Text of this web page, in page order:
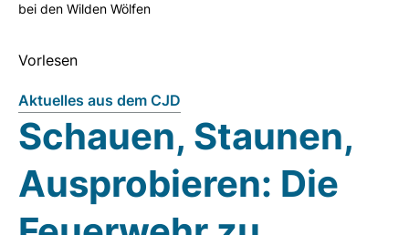
bei den Wilden Wölfen
Vorlesen
Aktuelles aus dem CJD
Schauen, Staunen,
Ausprobieren: Die